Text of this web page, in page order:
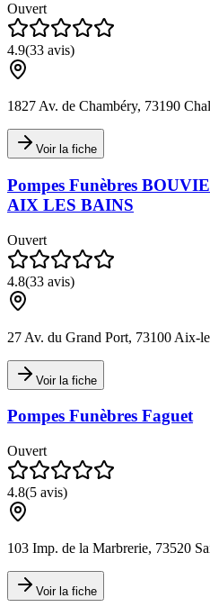
Ouvert
4.9(33 avis)
1827 Av. de Chambéry, 73190
Voir la fiche
Pompes Funèbres
AIX LES BAINS
Ouvert
4.8(33 avis)
27 Av. du Grand Port, 73100 Aix-
Voir la fiche
Pompes Funèbres Faguet
Ouvert
4.8(5 avis)
103 Imp. de la Marbrerie, 73520
Voir la fiche